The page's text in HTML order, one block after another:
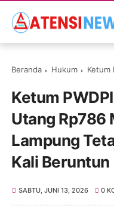
Beranda Hukum Ketum PWDPI:
Ketum
Utang Rp786
Lampung
Kali Beruntun
SABTU, JUNI 13, 2026 0